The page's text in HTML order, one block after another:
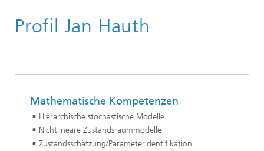
Abteilungen und Bereiche
Profil Jan Hauth
Mathematische Kompetenzen
Hierarchische stochastische Modelle
Nichtlineare Zustandsraummodelle
Zustandsschätzung/Parameteridentifikation